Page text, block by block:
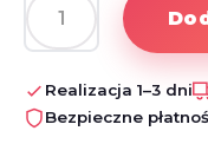
ilość
Personalizowany
album
na
Realizacja 1–3 dni
Bezpieczne